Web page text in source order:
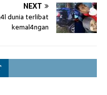
NEXT
dunia terlibat
kemal4ngan